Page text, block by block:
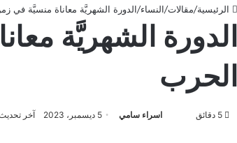
الرئيسية/مقالات/النساء/الدورة الشهريَّة معاناة منسيَّة في
الدورة الشهريَّة
الحرب
اسراء سامي 5 ديسمبر، 2023 آخر تحديث: 10 فبراير،